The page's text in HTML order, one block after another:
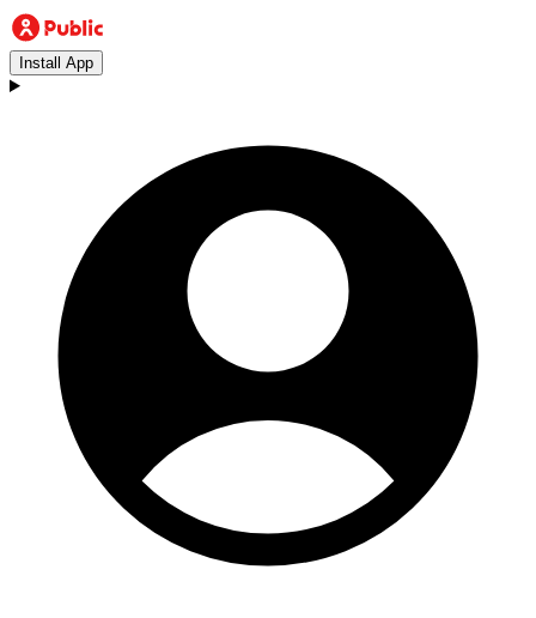
Install App